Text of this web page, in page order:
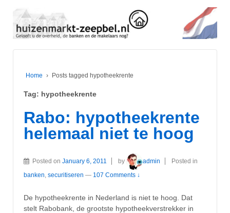
Home › Posts tagged hypotheekrente
Tag: hypotheekrente
Rabo: hypotheekrente
helemaal niet te hoog
Posted on January 6, 2011 by admin
Posted in
banken, securitiseren — 107 Comments ↓
De hypotheekrente in Nederland is niet te hoog. Dat
stelt Rabobank, de grootste hypotheekverstrekker in